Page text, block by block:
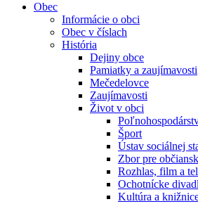
Obec
Informácie o obci
Obec v číslach
História
Dejiny obce
Pamiatky a zaujímavosti
Mečedelovce
Zaujímavosti
Život v obci
Šport
Ústav sociálnej
Zbor pre
Rozhlas, film a
Ochotnícke
Kultúra a